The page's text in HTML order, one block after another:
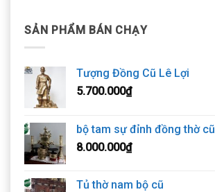
SẢN PHẨM BÁN CHẠY
Tượng Đồng Cũ Lê Lợi
5.700.000₫
bộ tam sự đỉnh đồng thờ cũ
8.000.000₫
Tủ thờ nam bộ cũ